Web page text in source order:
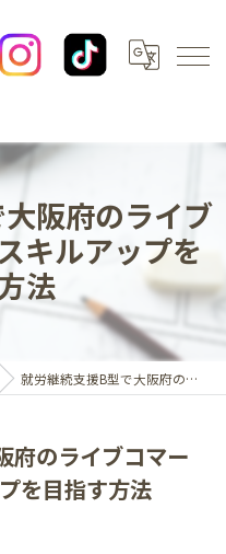
阪府のライブ
キルアップを
法
就労継続支援B型で大阪府のライブコマースに挑戦しスキルアップを目指す方法
府のライブコマー
を目指す方法